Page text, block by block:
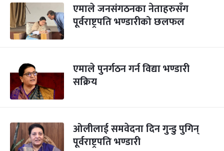
एमाले जनसंगठनका नेताहरुसँग
पूर्वराष्ट्रपति भण्डारीको छलफल
एमाले पुनर्गठन गर्न विद्या भण्डारी
सक्रिय
ओलीलाई समवेदना दिन गुन्डु पुगिन्
पूर्वराष्ट्रपति भण्डारी